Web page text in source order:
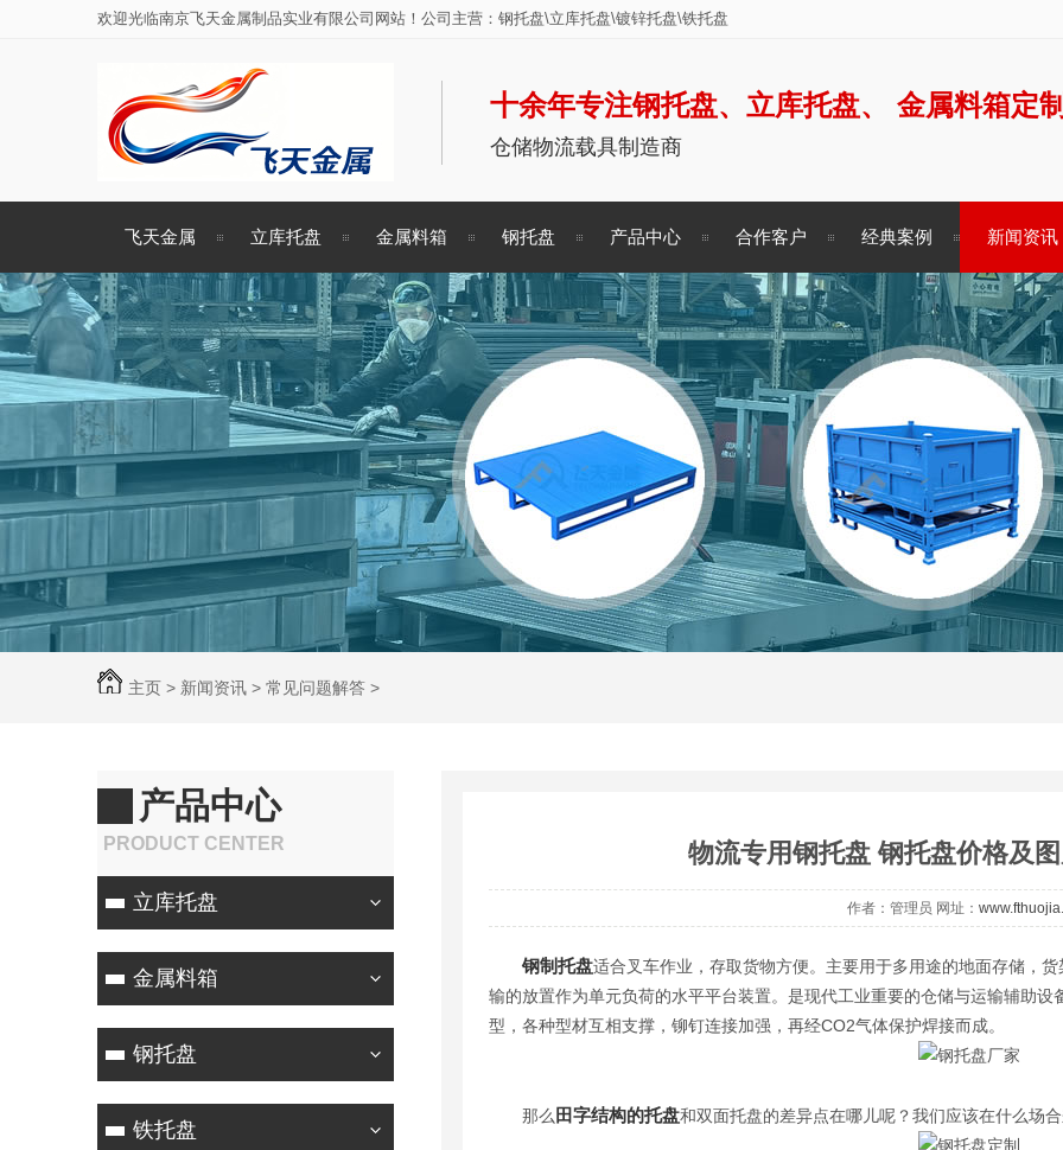
欢迎光临南京飞天金属制品实业有限公司网站！公司主营：钢托盘\立库托盘\镀锌托盘\铁托盘
十余年专注钢托盘、立库托盘、 金属料箱定制
仓储物流载具制造商
飞天金属 立库托盘 金属料箱 钢托盘 产品中心 合作客户 经典案例 新闻资讯
主页 > 新闻资讯 > 常见问题解答 >
产品中心
PRODUCT CENTER
立库托盘
金属料箱
钢托盘
铁托盘
物流专用钢托盘 钢托盘价格及
作者：管理员 网址：
钢制托盘适合叉车作业，存取货物方便。主要用于多用途的地面存储，
输的放置作为单元负荷的水平平台装置。是现代工业重要的仓储与运输辅助
型，各种型材互相支撑，铆钉连接加强，再经CO2气体保护焊接而成。
那么 田字结构的托盘和双面托盘的差异点在哪儿呢？我们应该在什么场